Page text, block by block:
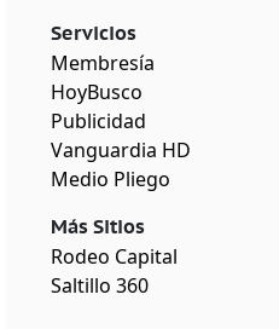
Servicios
Membresía
HoyBusco
Publicidad
Vanguardia HD
Medio Pliego
Más Sitios
Rodeo Capital
Saltillo 360